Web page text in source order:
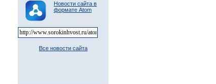
Новости сайта в
формате Atom
Все новости сайта